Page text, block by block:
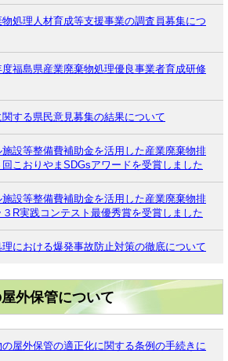
物処理人材育成等支援事業の調査員募集につ
度福島県産業廃棄物処理優良事業者育成研修
する県民意見募集の結果について
設等整備費補助金を活用した産業廃棄物排
こおりやまSDGsアワードを受賞しました
設等整備費補助金を活用した産業廃棄物排
R実践コンテスト最優秀賞を受賞しました
における爆発事故防止対策の徹底について
外保管について
屋外保管の適正化に関する条例の手続きに